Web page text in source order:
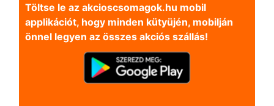
Töltse le az akcioscsomagok.hu mobil
applikációt, hogy minden kütyüjén, mobilján
önnel legyen az összes akciós szállás!